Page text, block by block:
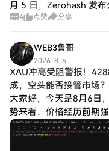
月 5 日，Zerohash 发
merchant prefunding 和
4 点赞 分享
WEB3鲁哥
2026-8-6
XAU冲高受阻警报！
成，空头能否接管市场？
大家好，今天是8月6日
势来看，价格经历前期
短线出现上涨动能减弱
高，就容易忽略一个问题